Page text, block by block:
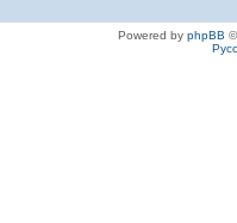
Powered by phpBB